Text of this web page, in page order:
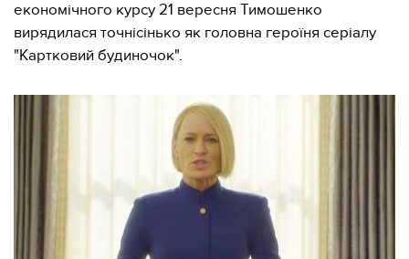
економічного курсу 21 вересня Тимошенко
вирядилася точнісінько як головна героїня серіалу
"Картковий будиночок".